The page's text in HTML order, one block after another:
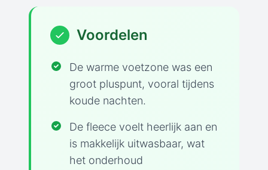
Voordelen
De warme voetzone was een
groot pluspunt, vooral tijdens
koude nachten.
De fleece voelt heerlijk aan en
is makkelijk uitwasbaar, wat
het onderhoud